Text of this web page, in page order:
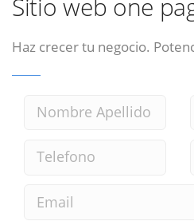
Sitio web one
Haz crecer tu negocio.